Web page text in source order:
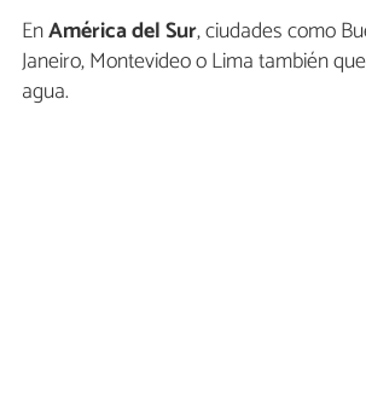
EnAmérica del Sur, ciudades como
Janeiro, Montevideo o Lima también
agua.